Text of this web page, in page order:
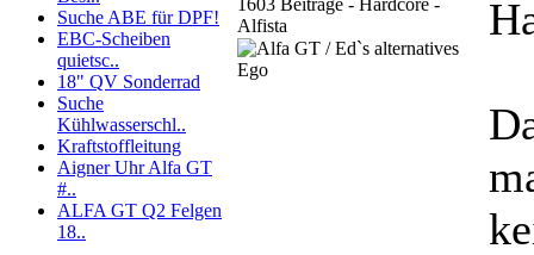
Suche ABE für DPF!
EBC-Scheiben
quietsc..
18" QV Sonderrad
Suche
Kühlwasserschl..
Kraftstoffleitung
Aigner Uhr Alfa GT
#..
ALFA GT Q2 Felgen
18..
1603 Beiträge - Hardcore -
Alfista